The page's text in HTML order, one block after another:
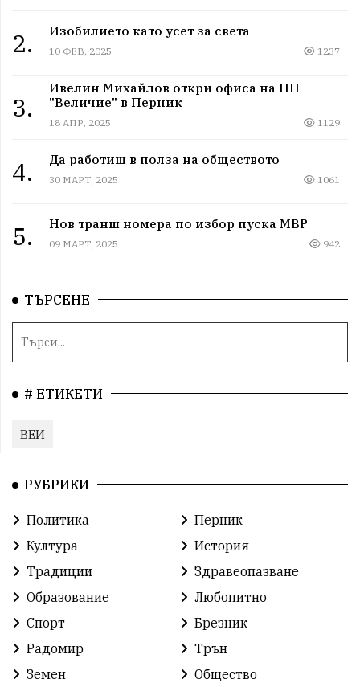
2. Изобилието като усет за света
10 ФЕВ, 2025 1237
3.
Ивелин Михайлов откри офиса на ПП
"Величие" в Перник
18 АПР, 2025 1129
4. Да работиш в полза на обществото
30 МАРТ, 2025 1061
5. Нов транш номера по избор пуска МВР
09 МАРТ, 2025 942
ТЪРСЕНЕ
# ЕТИКЕТИ
ВЕИ
РУБРИКИ
Политика
Перник
Култура
История
Традиции
Здравеопазване
Образование
Любопитно
Спорт
Брезник
Радомир
Трън
Земен
Общество